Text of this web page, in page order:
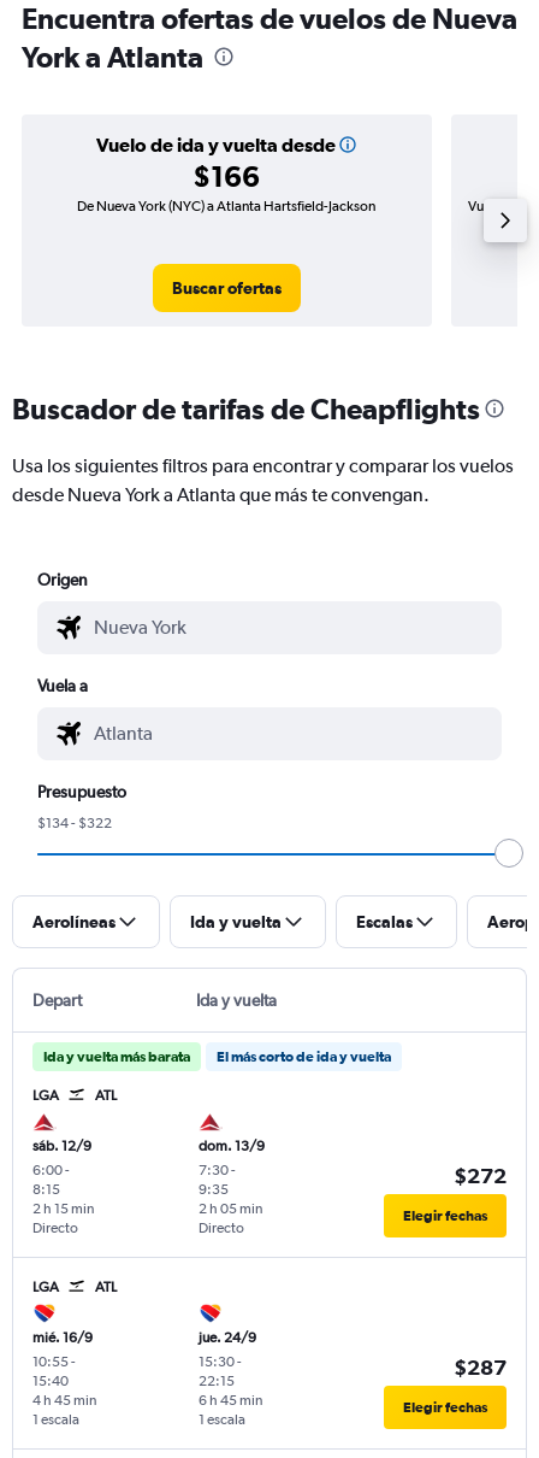
Encuentra ofertas de vuelos de Nueva
York a Atlanta
Vuelo de ida y vuelta desde
$166
De Nueva York (NYC) a Atlanta Hartsfield-Jackson
Buscar ofertas
Vuelo de
Buscador de tarifas de Cheapflights
Usa los siguientes filtros para encontrar y comparar los vuelos
desde Nueva York a Atlanta que más te convengan.
Origen
Vuela a
Presupuesto
$134 - $322
Aerolíneas Ida y vuelta Escalas
Depart Ida y vuelta
Ida y vuelta más barata El más corto de ida y vuelta
LGA ATL
sáb. 12/9
6:00-
8:15
Directo
2 h 15 min
dom. 13/9
7:30-
9:35
Directo
2 h 05 min
$272
Elegir fechas
LGA ATL
mié. 16/9
10:55-
15:40
1 escala
4 h 45 min
jue. 24/9
15:30-
22:15
1 escala
6 h 45 min
$287
Elegir fechas